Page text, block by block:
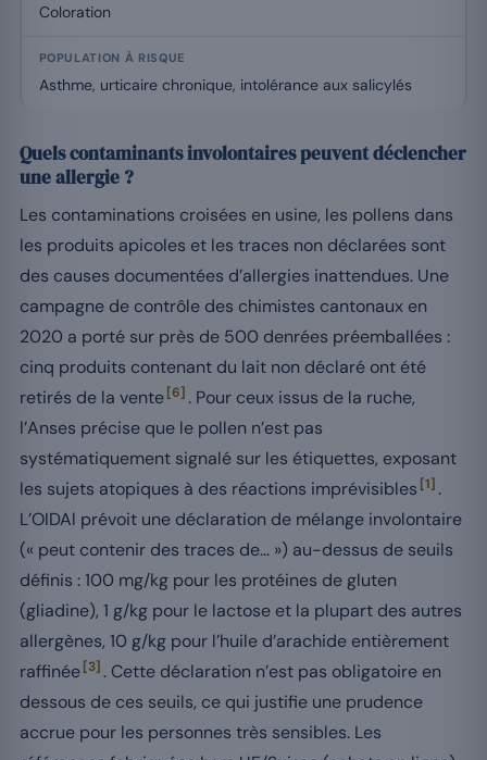
Coloration
Asthme, urticaire chronique, intolérance aux salicylés
Quels contaminants involontaires peuvent déclencher
une allergie ?
Les contaminations croisées en usine, les pollens dans
les produits apicoles et les traces non déclarées sont
des causes documentées d’allergies inattendues. Une
campagne de contrôle des chimistes cantonaux en
2020 a porté sur près de 500 denrées préemballées :
cinq produits contenant du lait non déclaré ont été
retirés de la vente[6] . Pour ceux issus de la ruche,
l’Anses précise que le pollen n’est pas
systématiquement signalé sur les étiquettes, exposant
les sujets atopiques à des réactions imprévisibles [1] .
L’OIDAl prévoit une déclaration de mélange involontaire
(« peut contenir des traces de… ») au-dessus de seuils
définis : 100 mg/kg pour les protéines de gluten
(gliadine), 1 g/kg pour le lactose et la plupart des autres
allergènes, 10 g/kg pour l’huile d’arachide entièrement
raffinée[3] . Cette déclaration n’est pas obligatoire en
dessous de ces seuils, ce qui justifie une prudence
accrue pour les personnes très sensibles. Les